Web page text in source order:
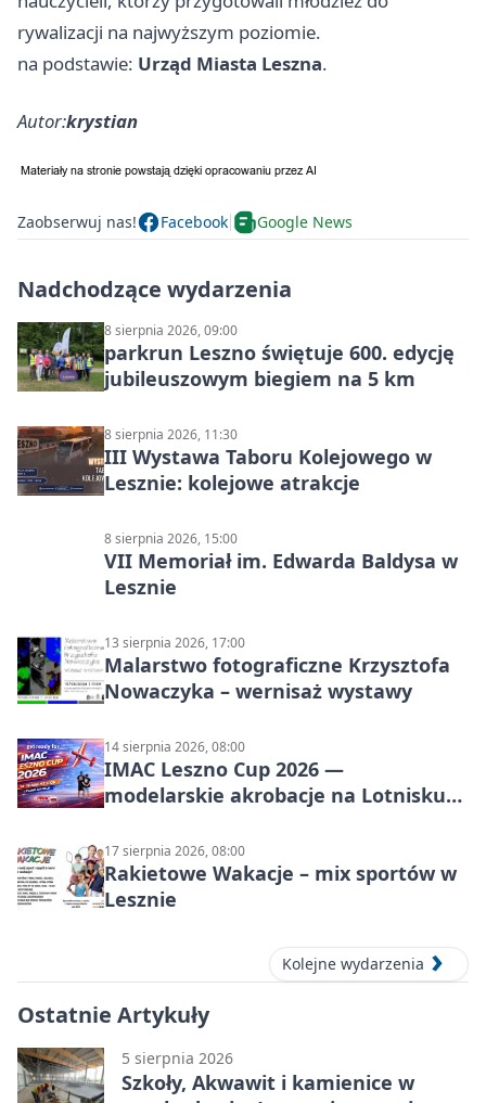
rywalizacji na najwyższym poziomie.
na podstawie: Urząd Miasta Leszna.
Autor:krystian
Zaobserwuj nas! Facebook Google News
Nadchodzące wydarzenia
8 sierpnia 2026, 09:00
parkrun Leszno świętuje 600. edycję
jubileuszowym biegiem na 5 km
8 sierpnia 2026, 11:30
III Wystawa Taboru Kolejowego w
Lesznie: kolejowe atrakcje
8 sierpnia 2026, 15:00
VII Memoriał im. Edwarda Baldysa w
Lesznie
13 sierpnia 2026, 17:00
Malarstwo fotograficzne Krzysztofa
Nowaczyka – wernisaż wystawy
14 sierpnia 2026, 08:00
IMAC Leszno Cup 2026 —
modelarskie akrobacje na Lotnisku
17 sierpnia 2026, 08:00
Rakietowe Wakacje – mix sportów w
Lesznie
Kolejne wydarzenia
Ostatnie Artykuły
5 sierpnia 2026
Szkoły, Akwawit i kamienice w